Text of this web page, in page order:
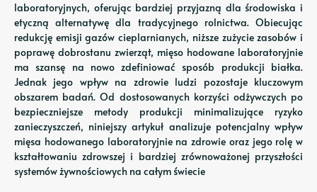
laboratoryjnych, oferując bardziej przyjazną dla środowiska i
etyczną alternatywę dla tradycyjnego rolnictwa. Obiecując
redukcję emisji gazów cieplarnianych, niższe zużycie zasobów i
poprawę dobrostanu zwierząt, mięso hodowane laboratoryjnie
ma szansę na nowo zdefiniować sposób produkcji białka.
Jednak jego wpływ na zdrowie ludzi pozostaje kluczowym
obszarem badań. Od dostosowanych korzyści odżywczych po
bezpieczniejsze metody produkcji minimalizujące ryzyko
zanieczyszczeń, niniejszy artykuł analizuje potencjalny wpływ
mięsa hodowanego laboratoryjnie na zdrowie oraz jego rolę w
kształtowaniu zdrowszej i bardziej zrównoważonej przyszłości
systemów żywnościowych na całym świecie